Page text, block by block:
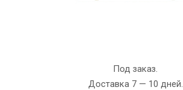
Под заказ.
Доставка 7 — 10 дней.